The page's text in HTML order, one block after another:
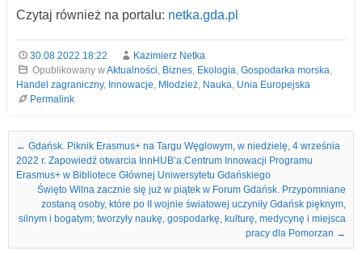
Czytaj również na portalu: netka.gda.pl
30.08.2022 18:22
Kazimierz Netka
Opublikowany wAktualności, Biznes, Ekologia, Gospodarka morska,
Handel zagraniczny, Innowacje, Młodzież, Nauka, Unia Europejska
Permalink
Nawigacja we wpisach
← Gdańsk. Piknik Erasmus+ na Targu Węglowym, w niedzielę, 4 września
2022 r. Zapowiedź otwarcia InnHUB’a Centrum Innowacji Programu
Erasmus+ w Bibliotece Głównej Uniwersytetu Gdańskiego
Święto Wilna zacznie się już w piątek w Forum Gdańsk. Przypomniane
zostaną osoby, które po II wojnie światowej uczyniły Gdańsk pięknym,
silnym i bogatym; tworzyły naukę, gospodarkę, kulturę, medycynę i miejsca
pracy dla Pomorzan →